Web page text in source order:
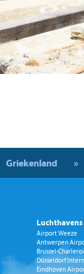
Griekenland »
Luchthavens
Airport Weeze
Antwerpen
Brussel-
Düsseldorf
Eindhoven